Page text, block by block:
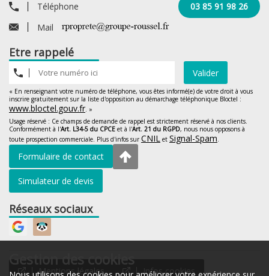
Gestion des cookies
Téléphone
03 85 91 98 26
Mail
Etre rappelé
Valider
« En renseignant votre numéro de téléphone, vous êtes informé(e) de votre droit à vous
inscrire gratuitement sur la liste d'opposition au démarchage téléphonique Bloctel :
www.bloctel.gouv.fr . »
Usage réservé : Ce champs de demande de rappel est strictement réservé à nos clients.
Conformément à l'Art. L34-5 du CPCE et à l'Art. 21 du RGPD, nous nous opposons à
toute prospection commerciale. Plus d'infos surCNIL et Signal-Spam
Formulaire de contact
Simulateur de devis
Réseaux sociaux
Mentions légales Infos cookies